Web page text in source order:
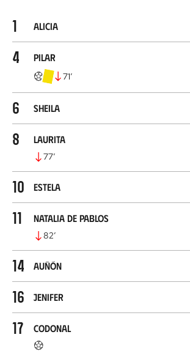
1 Alicia
4 Pilar
71’
6 Sheila
8 Laurita
77’
10 Estela
11 Natalia de Pablos
82’
14 Auñón
16 Jenifer
17 Codonal